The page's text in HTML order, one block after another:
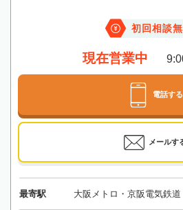
初回相談
現在営業中
電話する
メールす
最寄駅 大阪メトロ・京阪電気鉄